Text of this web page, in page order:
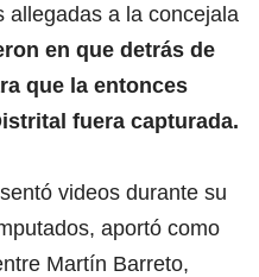
allegadas a la concejala
en que detrás de
que la entonces
fuera capturada.
videos durante su
aportó como
Martín Barreto,